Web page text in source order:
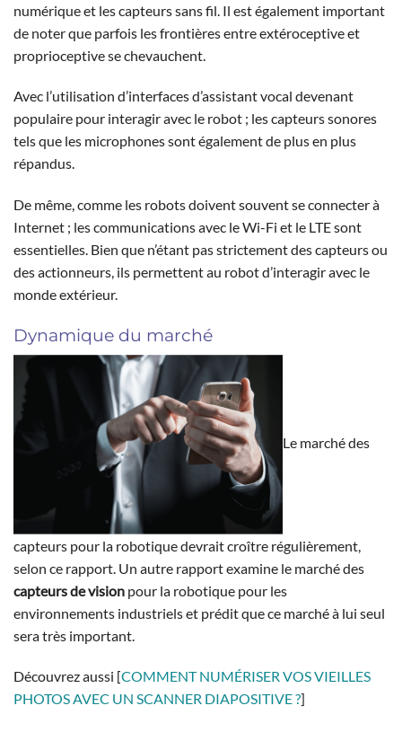
numérique et les capteurs sans fil. Il est également important
de noter que parfois les frontières entre extéroceptive et
proprioceptive se chevauchent.
Avec l’utilisation d’interfaces d’assistant vocal devenant
populaire pour interagir avec le robot ; les capteurs sonores
tels que les microphones sont également de plus en plus
répandus.
De même, comme les robots doivent souvent se connecter à
Internet ; les communications avec le Wi-Fi et le LTE sont
essentielles. Bien que n’étant pas strictement des capteurs ou
des actionneurs, ils permettent au robot d’interagir avec le
monde extérieur.
Dynamique du marché
Le marché des
capteurs pour la robotique devrait croître régulièrement,
selon ce rapport. Un autre rapport examine le marché des
capteurs de vision pour la robotique pour les
environnements industriels et prédit que ce marché à lui seul
sera très important.
Découvrez aussi [COMMENT NUMÉRISER VOS VIEILLES
PHOTOS AVEC UN SCANNER DIAPOSITIVE ?]